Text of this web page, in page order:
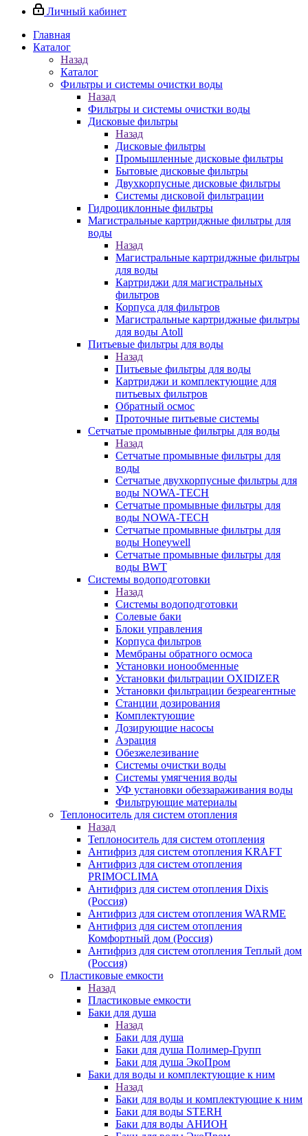
Личный кабинет
Главная
Каталог
Назад
Каталог
Фильтры и системы очистки воды
Назад
Фильтры и системы очистки воды
Дисковые фильтры
Назад
Дисковые фильтры
Промышленные дисковые фильтры
Бытовые дисковые фильтры
Двухкорпусные дисковые фильтры
Системы дисковой фильтрации
Гидроциклонные фильтры
Магистральные картриджные фильтры для
воды
Назад
Магистральные картриджные фильтры
для воды
Картриджи для магистральных
фильтров
Корпуса для фильтров
Магистральные картриджные фильтры
для воды Atoll
Питьевые фильтры для воды
Назад
Питьевые фильтры для воды
Картриджи и комплектующие для
питьевых фильтров
Обратный осмос
Проточные питьевые системы
Сетчатые промывные фильтры для воды
Назад
Сетчатые промывные фильтры для
воды
Сетчатые двухкорпусные фильтры для
воды NOWA-TECH
Сетчатые промывные фильтры для
воды NOWA-TECH
Сетчатые промывные фильтры для
воды Honeywell
Сетчатые промывные фильтры для
воды BWT
Системы водоподготовки
Назад
Системы водоподготовки
Солевые баки
Блоки управления
Корпуса фильтров
Мембраны обратного осмоса
Установки ионообменные
Установки фильтрации OXIDIZER
Установки фильтрации безреагентные
Станции дозирования
Комплектующие
Дозирующие насосы
Аэрация
Обезжелезивание
Системы очистки воды
Системы умягчения воды
УФ установки обеззараживания воды
Фильтрующие материалы
Теплоноситель для систем отопления
Назад
Теплоноситель для систем отопления
Антифриз для систем отопления KRAFT
Антифриз для систем отопления
PRIMOCLIMA
Антифриз для систем отопления Dixis
(Россия)
Антифриз для систем отопления WARME
Антифриз для систем отопления
Комфортный дом (Россия)
Антифриз для систем отопления Теплый дом
(Россия)
Пластиковые емкости
Назад
Пластиковые емкости
Баки для душа
Назад
Баки для душа
Баки для душа Полимер-Групп
Баки для душа ЭкоПром
Баки для воды и комплектующие к ним
Назад
Баки для воды и комплектующие к ним
Баки для воды STERH
Баки для воды АНИОН